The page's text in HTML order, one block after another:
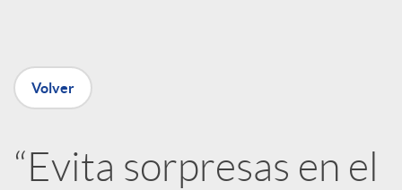
nVolver
“Evita sorpresas en el